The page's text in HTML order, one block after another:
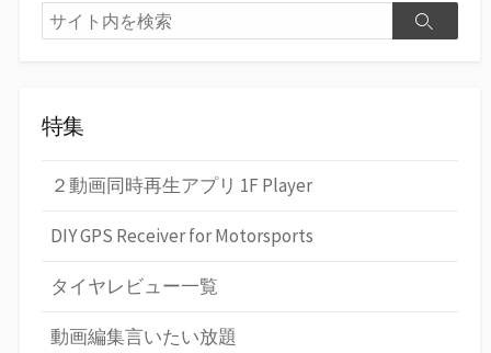
検
索
検
特集
２動画同時再生アプリ 1F Player
DIY GPS Receiver for Motorsports
タイヤレビュー一覧
動画編集言いたい放題